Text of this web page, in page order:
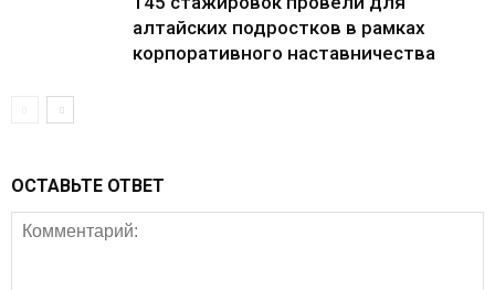
алтайских подростков в рамках
корпоративного наставничества
ОСТАВЬТЕ ОТВЕТ